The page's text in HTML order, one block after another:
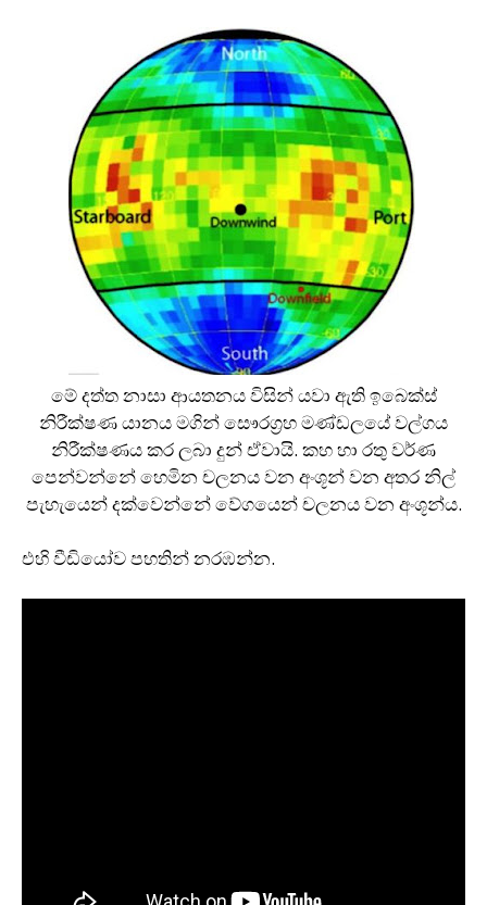
මේ දත්ත නාසා ආයතනය විසින් යවා ඇති ඉබෙක්ස්
නිරීක්ෂණ යානය මගින් සෞරග‍්‍රහ මණ්ඩලයේ වල්ගය
නිරීක්ෂණය කර ලබා දුන් ඒවායි. කහ හා රතු වර්ණ
පෙන්වන්නේ හෙමින චලනය වන අංශූන් වන අතර නිල්
පැහැයෙන් දක්වෙන්නේ වේගයෙන් චලනය වන අංශූන්ය.
එහි වීඩියෝව පහතින් නරඹන්න.